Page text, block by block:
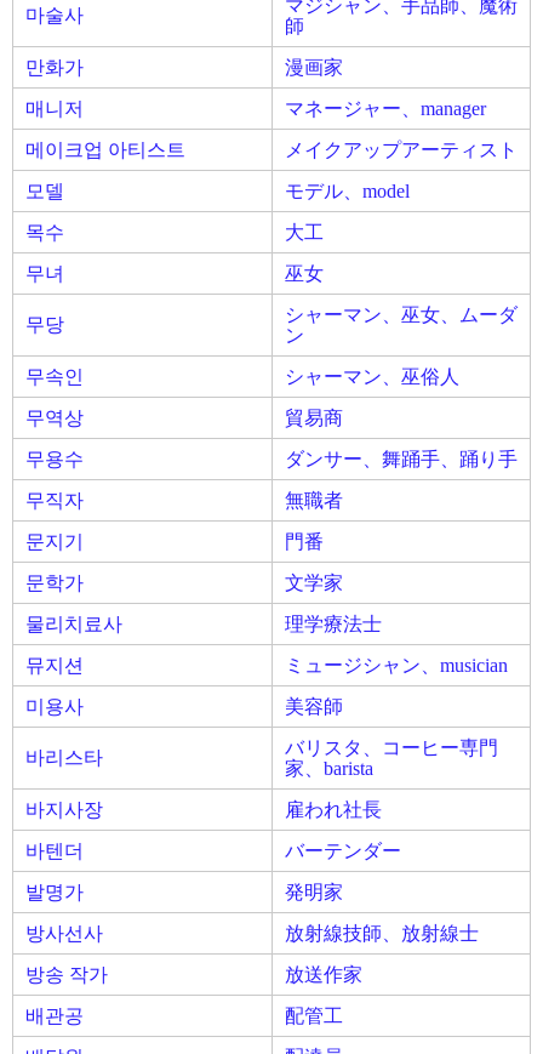
마술사
マジシャン、手品師、魔術
師
만화가
漫画家
매니저
マネージャー、manager
메이크업 아티스트
メイクアップアーティスト
모델
モデル、model
목수
大工
무녀
巫女
무당
シャーマン、巫女、ムーダ
ン
무속인
シャーマン、巫俗人
무역상
貿易商
무용수
ダンサー、舞踊手、踊り手
무직자
無職者
문지기
門番
문학가
文学家
물리치료사
理学療法士
뮤지션
ミュージシャン、musician
미용사
美容師
바리스타
バリスタ、コーヒー専門
家、barista
바지사장
雇われ社長
바텐더
バーテンダー
발명가
発明家
방사선사
放射線技師、放射線士
방송 작가
放送作家
배관공
配管工